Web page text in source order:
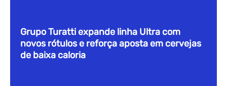
Grupo Turatti expande linha Ultra com
novos rótulos e reforça aposta em cervejas
de baixa caloria